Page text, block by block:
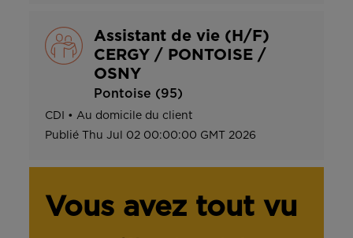
Assistant de vie (H/F)
CERGY / PONTOISE /
OSNY
Pontoise (95)
CDI • Au domicile du client
Publié
Thu Jul 02 00:00:00 GMT 2026
Vous avez tout vu